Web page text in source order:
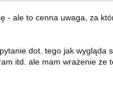
- ale to cenna uwaga, za
dot. tego jak wygląda
itd. ale mam wrażenie że